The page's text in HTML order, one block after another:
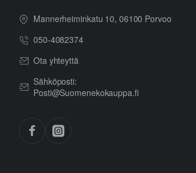
Mannerheiminkatu 10, 06100 Porvoo
050-4082374
Ota yhteyttä
Sähköposti:
Posti@Suomenekokauppa.fi